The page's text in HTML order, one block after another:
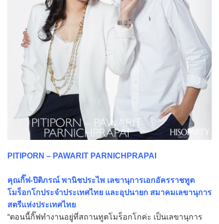
PITIPORN – PAWARIT PARNICHPRAPAI
คุณกิ๊ฟ-ปิติภรณ์ พานิชประไพ เลขานุการเอกอัครราชทูต
โมร็อกโกประจำประเทศไทย และอุปนายก สมาคมเลขานุการ
สตรีแห่งประเทศไทย
“ตอนนี้กิ๊ฟทำงานอยู่ที่สถานทูตโมร็อกโกค่ะ เป็นเลขานุการ